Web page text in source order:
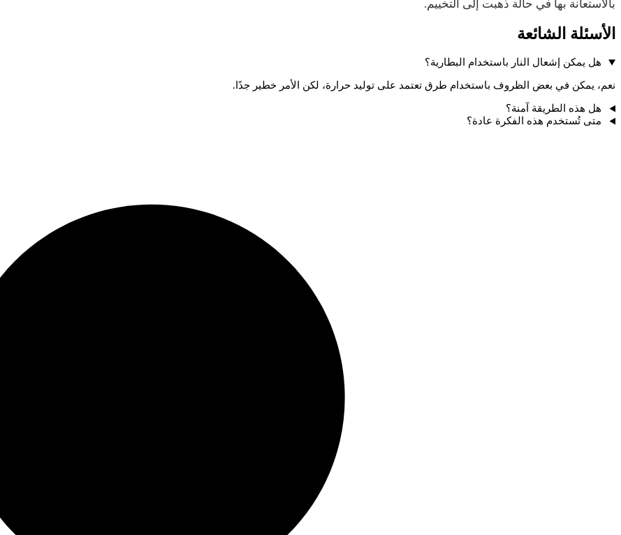
بالاستعانة بها في حالة ذهبت إلى التخييم.
الأسئلة الشائعة
هل يمكن إشعال النار باستخدام البطارية؟
نعم، يمكن في بعض الظروف باستخدام طرق تعتمد على توليد حرارة، لكن الأمر خطير جدًا.
هل هذه الطريقة آمنة؟
متى تُستخدم هذه الفكرة عادة؟